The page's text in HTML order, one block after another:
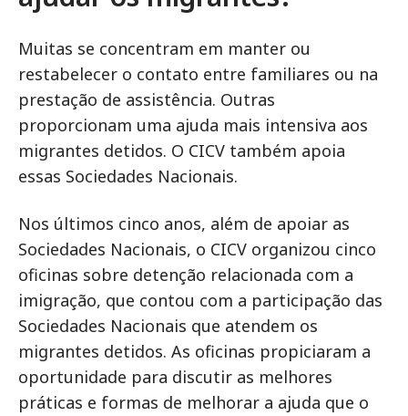
Muitas se concentram em manter ou
restabelecer o contato entre familiares ou na
prestação de assistência. Outras
proporcionam uma ajuda mais intensiva aos
migrantes detidos. O CICV também apoia
essas Sociedades Nacionais.
Nos últimos cinco anos, além de apoiar as
Sociedades Nacionais, o CICV organizou cinco
oficinas sobre detenção relacionada com a
imigração, que contou com a participação das
Sociedades Nacionais que atendem os
migrantes detidos. As oficinas propiciaram a
oportunidade para discutir as melhores
práticas e formas de melhorar a ajuda que o